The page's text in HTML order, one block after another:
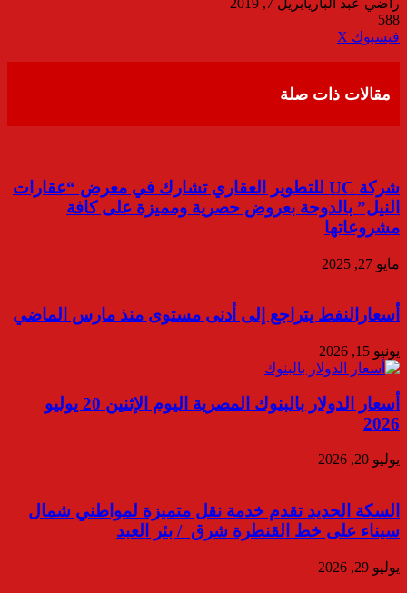
راضي عبد الباريأبريل 7, 2019
588
فيسبوك ‫X
مقالات ذات صلة
شركة UC للتطوير العقاري تشارك في معرض “عقارات
النيل” بالدوحة بعروض حصرية ومميزة على كافة
مشروعاتها
مايو 27, 2025
أسعارالنفط يتراجع إلى أدنى مستوى منذ مارس الماضي
يونيو 15, 2026
أسعار الدولار بالبنوك المصرية اليوم الإثنين 20 يوليو
2026
يوليو 20, 2026
السكة الحديد تقدم خدمة نقل متميزة لمواطني شمال
سيناء على خط القنطرة شرق / بئر العبد
يوليو 29, 2026